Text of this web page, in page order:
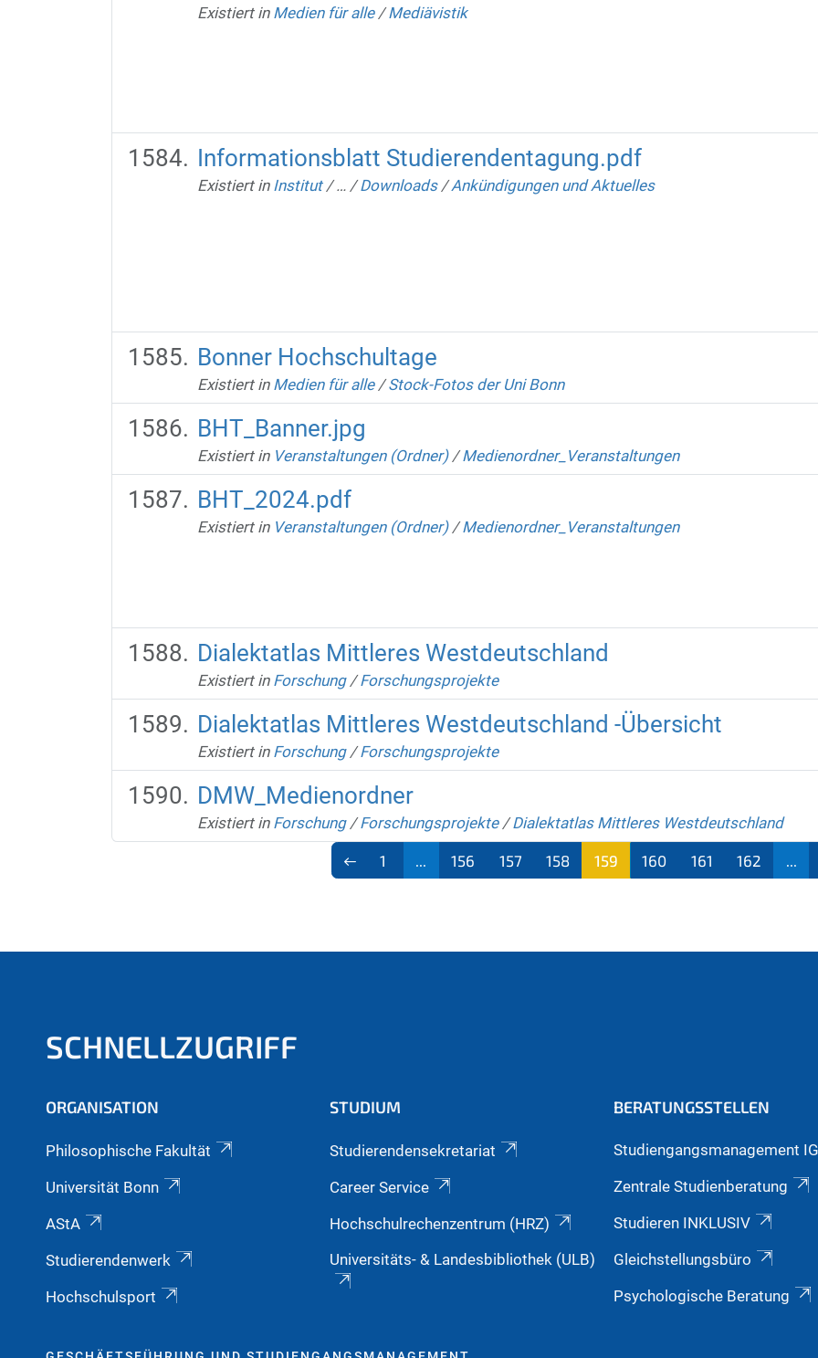
Existiert in Medien für alle /Mediävistik
Informationsblatt Studierendentagung.pdf
Existiert in Institut /… /Downloads /Ankündigungen und Aktuelles
Bonner Hochschultage
Existiert in Medien für alle /Stock-Fotos der Uni Bonn
BHT_Banner.jpg
Existiert in Veranstaltungen (Ordner) /Medienordner_Veranstaltungen
BHT_2024.pdf
Existiert in Veranstaltungen (Ordner) /Medienordner_Veranstaltungen
Dialektatlas Mittleres Westdeutschland
Existiert in Forschung /Forschungsprojekte
Dialektatlas Mittleres Westdeutschland -Übersicht
Existiert in Forschung /Forschungsprojekte
DMW_Medienordner
Existiert in Forschung /Forschungsprojekte /Dialektatlas Mittleres Westdeutschland
1 156 157 158
159
160 161 162
SCHNELLZUGRIFF
ORGANISATION
Philosophische Fakultät
Universität Bonn
AStA
Studierendenwerk
Hochschulsport
STUDIUM
Studierendensekretariat
Career Service
Hochschulrechenzentrum (HRZ)
Universitäts- & Landesbibliothek (ULB)
BERATUNGSSTELLEN
Studiengangsmanagement
Zentrale Studienberatung
Studieren INKLUSIV
Gleichstellungsbüro
Psychologische Beratung